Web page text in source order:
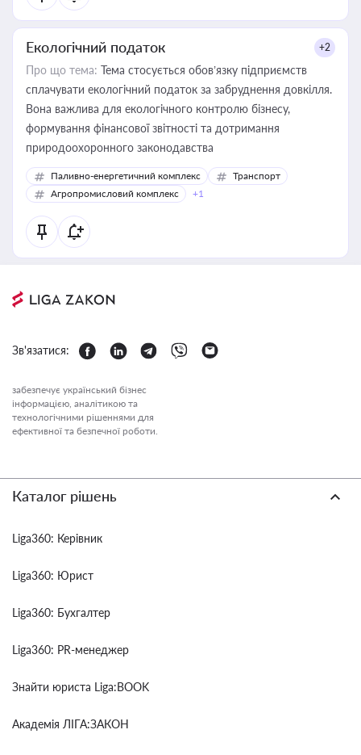
Екологічний податок +2
Про що тема: Тема стосується обов’язку підприємств
сплачувати екологічний податок за забруднення довкілля.
Вона важлива для екологічного контролю бізнесу,
формування фінансової звітності та дотримання
природоохоронного законодавства
Паливно-енергетичний комплекс
Транспорт
Агропромисловий комплекс
+1
Зв'язатися:
забезпечує український бізнес
інформацією, аналітикою та
технологічними рішеннями для
ефективної та безпечної роботи.
Каталог рішень
Liga360: Керівник
Liga360: Юрист
Liga360: Бухгалтер
Liga360: PR-менеджер
Знайти юриста Liga:BOOK
Академія ЛІГА:ЗАКОН